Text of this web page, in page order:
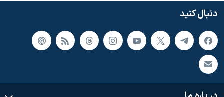
دنبال کنید